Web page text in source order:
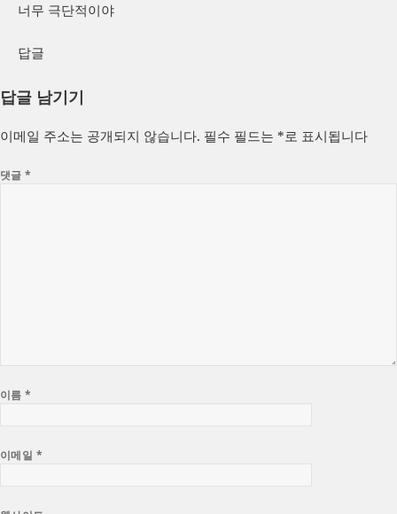
너무 극단적이야
답글
답글 남기기
이메일 주소는 공개되지 않습니다. 필수 필드는 *로 표시됩니다
댓글*
이름*
이메일 *